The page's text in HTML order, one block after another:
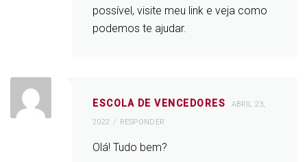
possível, visite meu link e veja como
podemos te ajudar.
ESCOLA DE VENCEDORES
ABRIL 23,
2022
RESPONDER
Olá! Tudo bem?